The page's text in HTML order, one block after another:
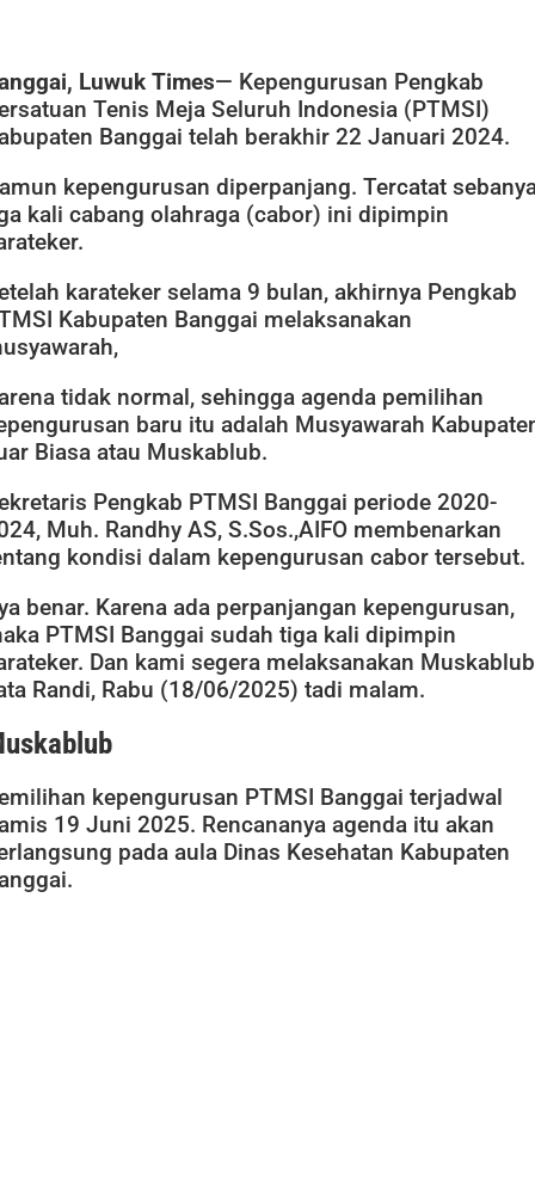
Luwuk Times— Kepengurusan Pengkab
Tenis Meja Seluruh Indonesia (PTMSI)
Banggai telah berakhir 22 Januari 2024.
kepengurusan diperpanjang. Tercatat
kali cabang olahraga (cabor) ini dipimpin
karateker selama 9 bulan, akhirnya Pengkab
Kabupaten Banggai melaksanakan
tidak normal, sehingga agenda pemilihan
baru itu adalah Musyawarah
Biasa atau Muskablub.
Pengkab PTMSI Banggai periode 2020-
Muh. Randhy AS, S.Sos.,AIFO membenarkan
kondisi dalam kepengurusan cabor tersebut.
benar. Karena ada perpanjangan kepengurusan,
PTMSI Banggai sudah tiga kali dipimpin
Dan kami segera melaksanakan
Randi, Rabu (18/06/2025) tadi malam.
kepengurusan PTMSI Banggai terjadwal
19 Juni 2025. Rencananya agenda itu akan
pada aula Dinas Kesehatan Kabupaten